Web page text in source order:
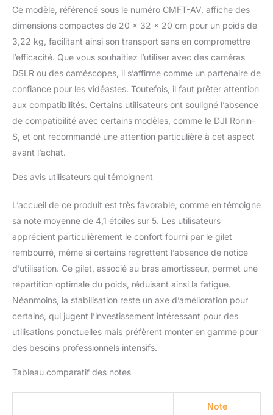
bras-gilet permet
selon votre style de prise
de vue. Grande
amplitude verticale avec
mode Low Mode : Le
bras à ressort en acier
inoxydable, doté d'une
molette de réglage de la
tension, supporte des
charges jusqu'à 5 kg (11
verticaux, y compris le
du sol et les angles
créatifs. Compatible avec
la plupart des
stabilisateurs portables :
Fonctionne directement
FLYCAM 5000, FLYCAM
3000, FLYCAM DSLR
Nano et d'autres
stabilisateurs portables
prenant en charge une
charge utile allant jusqu'à
du tube central de votre
stabilisateur pour assurer
la compatibilité. Une
Ce modèle, référencé sous le numéro CMFT-AV, affiche des
dimensions compactes de 20 x 32 x 20 cm pour un poids de
3,22 kg, facilitant ainsi son transport sans en compromettre
l’efficacité. Que vous souhaitiez l’utiliser avec des caméras
DSLR ou des caméscopes, il s’affirme comme un partenaire de
confiance pour les vidéastes. Toutefois, il faut prêter attention
aux compatibilités. Certains utilisateurs ont souligné l’absence
de compatibilité avec certains modèles, comme le DJI Ronin-
S, et ont recommandé une attention particulière à cet aspect
avant l’achat.
Des avis utilisateurs qui témoignent
L’accueil de ce produit est très favorable, comme en témoigne
sa note moyenne de 4,1 étoiles sur 5. Les utilisateurs
apprécient particulièrement le confort fourni par le gilet
rembourré, même si certains regrettent l’absence de notice
d’utilisation. Ce gilet, associé au bras amortisseur, permet une
répartition optimale du poids, réduisant ainsi la fatigue.
Néanmoins, la stabilisation reste un axe d’amélioration pour
certains, qui jugent l’investissement intéressant pour des
utilisations ponctuelles mais préfèrent monter en gamme pour
des besoins professionnels intensifs.
Tableau comparatif des notes
Note